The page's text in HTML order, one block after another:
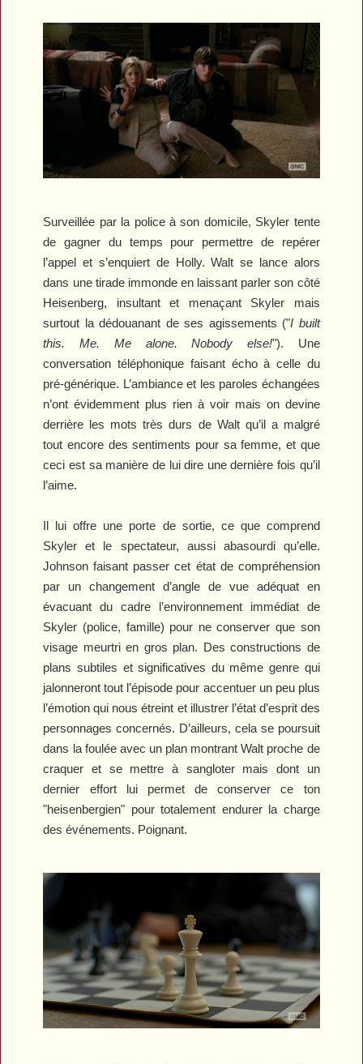
Surveillée par la police à son domicile, Skyler tente
de gagner du temps pour permettre de repérer
l’appel et s’enquiert de Holly. Walt se lance alors
dans une tirade immonde en laissant parler son côté
Heisenberg, insultant et menaçant Skyler mais
surtout la dédouanant de ses agissements ("I built
this. Me. Me alone. Nobody else!"). Une
conversation téléphonique faisant écho à celle du
pré-générique. L’ambiance et les paroles échangées
n’ont évidemment plus rien à voir mais on devine
derrière les mots très durs de Walt qu’il a malgré
tout encore des sentiments pour sa femme, et que
ceci est sa manière de lui dire une dernière fois qu’il
l’aime.
Il lui offre une porte de sortie, ce que comprend
Skyler et le spectateur, aussi abasourdi qu’elle.
Johnson faisant passer cet état de compréhension
par un changement d’angle de vue adéquat en
évacuant du cadre l’environnement immédiat de
Skyler (police, famille) pour ne conserver que son
visage meurtri en gros plan. Des constructions de
plans subtiles et significatives du même genre qui
jalonneront tout l’épisode pour accentuer un peu plus
l’émotion qui nous étreint et illustrer l’état d’esprit des
personnages concernés. D’ailleurs, cela se poursuit
dans la foulée avec un plan montrant Walt proche de
craquer et se mettre à sangloter mais dont un
dernier effort lui permet de conserver ce ton
"heisenbergien" pour totalement endurer la charge
des événements. Poignant.